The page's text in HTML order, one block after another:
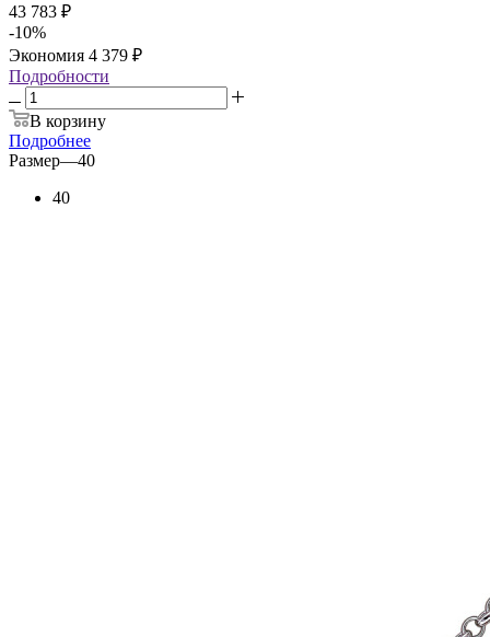
43 783 ₽
-10%
Экономия 4 379 ₽
Подробности
В корзину
Подробнее
Размер—40
40